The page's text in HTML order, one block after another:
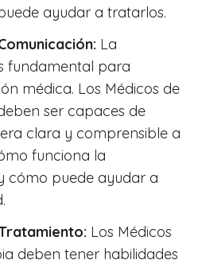
ayudar a tratarlos.
La
fundamental para
médica. Los Médicos de
ser capaces de
clara y comprensible a
funciona la
cómo puede ayudar a
Los Médicos
deben tener habilidades